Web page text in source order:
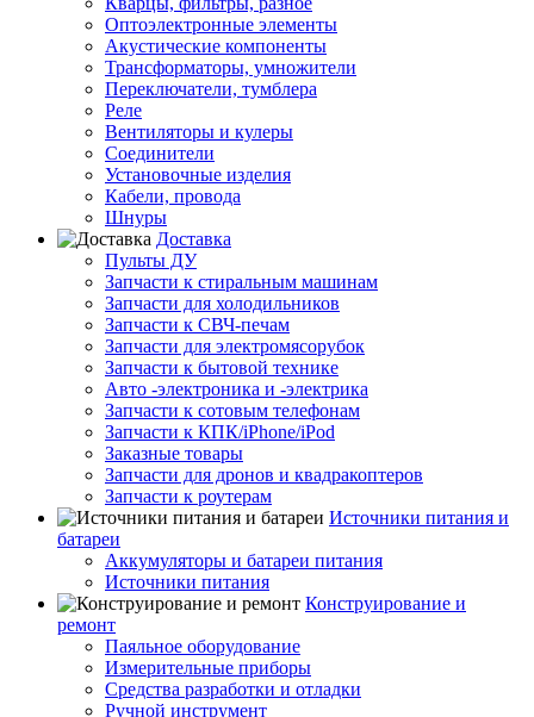
Оптоэлектронные элементы
Акустические компоненты
Трансформаторы, умножители
Переключатели, тумблера
Реле
Вентиляторы и кулеры
Соединители
Установочные изделия
Кабели, провода
Шнуры
Доставка
Пульты ДУ
Запчасти к стиральным машинам
Запчасти для холодильников
Запчасти к СВЧ-печам
Запчасти для электромясорубок
Запчасти к бытовой технике
Авто -электроника и -электрика
Запчасти к сотовым телефонам
Запчасти к КПК/iPhone/iPod
Заказные товары
Запчасти для дронов и квадракоптеров
Запчасти к роутерам
Источники питания и
батареи
Аккумуляторы и батареи питания
Источники питания
Конструирование и
ремонт
Паяльное оборудование
Измерительные приборы
Средства разработки и отладки
Ручной инструмент